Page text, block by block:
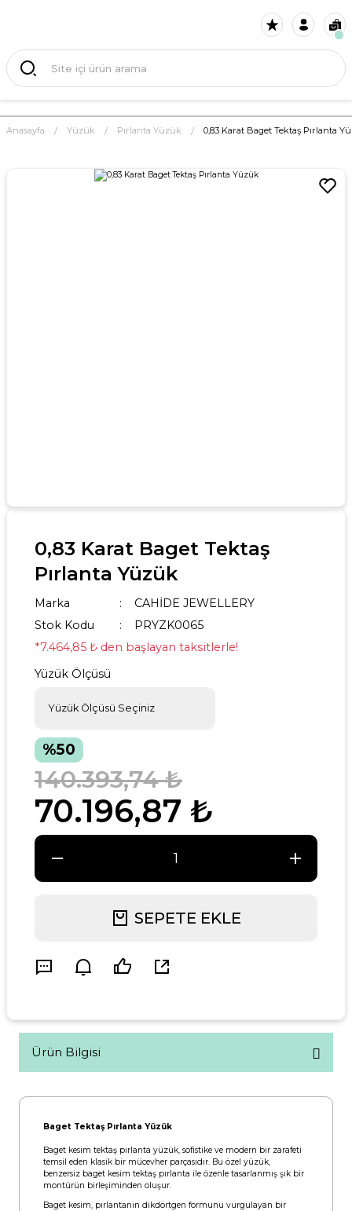
Anasayfa Yüzük Pırlanta Yüzük 0,83 Karat Baget Tektaş Pırlanta
0,83 Karat Baget Tektaş
Pırlanta Yüzük
Marka
CAHİDE JEWELLERY
Stok Kodu
PRYZK0065
*7.464,85 ₺ den başlayan taksitlerle!
Yüzük Ölçüsü
%50
70.196,87 ₺
140.393,74 ₺
SEPETE EKLE
Ürün Bilgisi
Baget Tektaş Pırlanta Yüzük
Baget kesim tektaş pırlanta yüzük, sofistike ve modern bir zarafeti
temsil eden klasik bir mücevher parçasıdır. Bu özel yüzük,
benzersiz baget kesim tektaş pırlanta ile özenle tasarlanmış şık bir
montürün birleşiminden oluşur.
Baget kesim, pırlantanın dikdörtgen formunu vurgulayan bir